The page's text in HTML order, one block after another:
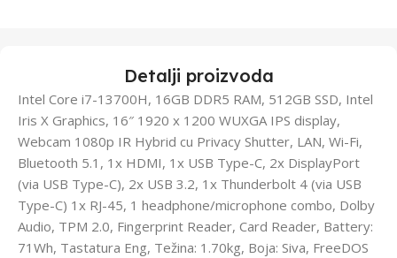
Detalji proizvoda
Intel Core i7-13700H, 16GB DDR5 RAM, 512GB SSD, Intel
Iris X Graphics, 16″ 1920 x 1200 WUXGA IPS display,
Webcam 1080p IR Hybrid cu Privacy Shutter, LAN, Wi-Fi,
Bluetooth 5.1, 1x HDMI, 1x USB Type-C, 2x DisplayPort
(via USB Type-C), 2x USB 3.2, 1x Thunderbolt 4 (via USB
Type-C) 1x RJ-45, 1 headphone/microphone combo, Dolby
Audio, TPM 2.0, Fingerprint Reader, Card Reader, Battery:
71Wh, Tastatura Eng, Težina: 1.70kg, Boja: Siva, FreeDOS